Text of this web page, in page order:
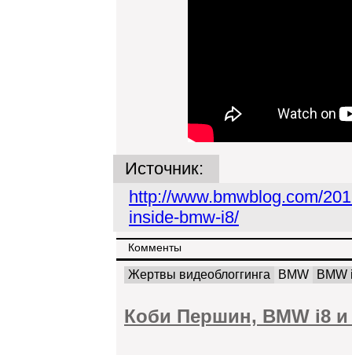
Источник:
http://www.bmwblog.com/
inside-bmw-i8/
Комменты
Жертвы видеоблоггинга BMW BMW
Коби Першин, BMW i8 и